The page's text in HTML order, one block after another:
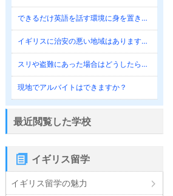
できるだけ英語を話す環境に身を置きたいのですが。
イギリスに治安の悪い地域はありますか？
スリや盗難にあった場合はどうしたらよいですか？
現地でアルバイトはできますか？
最近閲覧した学校
イギリス留学
イギリス留学の魅力